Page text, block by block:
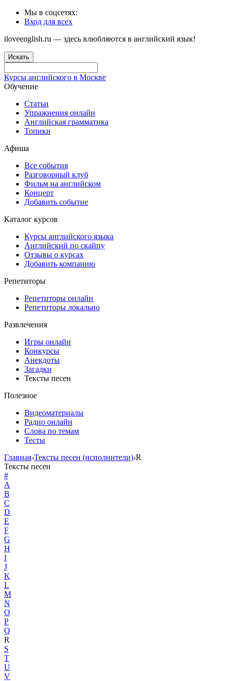
Мы в соцсетях:
Вход для всех
iloveenglish.ru — здесь влюбляются в английский язык!
Искать
Курсы английского в Москве
Обучение
Статьи
Упражнения онлайн
Английская грамматика
Топики
Афиша
Все события
Разговорный клуб
Фильм на английском
Концерт
Добавить событие
Каталог курсов
Курсы английского языка
Английский по скайпу
Отзывы о курсах
Добавить компанию
Репетиторы
Репетиторы онлайн
Репетиторы локально
Развлечения
Игры онлайн
Конкурсы
Анекдоты
Загадки
Тексты песен
Полезное
Видеоматериалы
Радио онлайн
Слова по темам
Тесты
Главная›Тексты песен (исполнители)›R
Тексты песен
#
A
B
C
D
E
F
G
H
I
J
K
L
M
N
O
P
Q
R
S
T
U
V